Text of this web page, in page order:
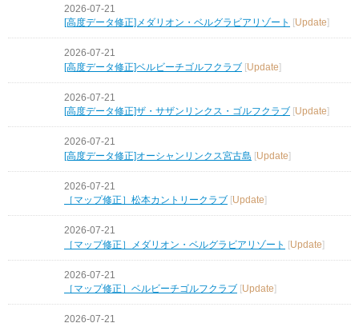
2026-07-21
[高度データ修正]メダリオン・ベルグラビアリゾート
Update
2026-07-21
[高度データ修正]ベルビーチゴルフクラブ [Update]
2026-07-21
[高度データ修正]ザ・サザンリンクス・ゴルフクラブ
Update
2026-07-21
[高度データ修正]オーシャンリンクス宮古島 [Update]
2026-07-21
［マップ修正］松本カントリークラブ
Update
2026-07-21
［マップ修正］メダリオン・ベルグラビアリゾート
[Update]
2026-07-21
［マップ修正］ベルビーチゴルフクラブ [Update]
2026-07-21